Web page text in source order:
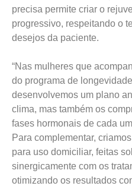
precisa permite criar o
progressivo, respeitando o
desejos da paciente.
“Nas mulheres que
do programa de
desenvolvemos um plano
clima, mas também os
fases hormonais de cada
Para complementar,
para uso domiciliar, feitas
sinergicamente com os
otimizando os resultados